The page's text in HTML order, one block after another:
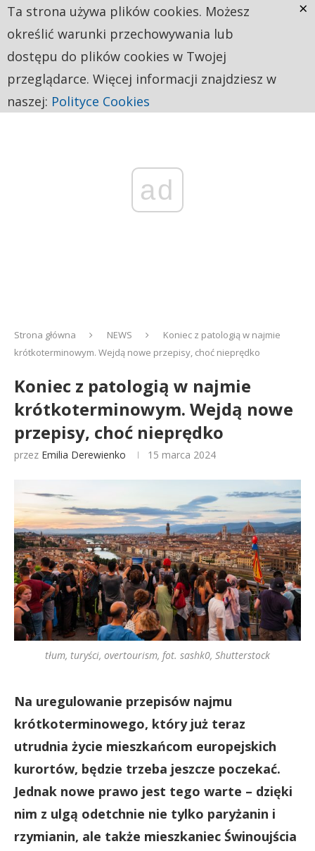
ad
Strona główna NEWS
Koniec z patologią w najmie
krótkoterminowym. Wejdą nowe przepisy, choć nieprędko
Koniec z patologią w najmie
krótkoterminowym. Wejdą nowe
przepisy, choć nieprędko
przez Emilia Derewienko 15 marca 2024
tłum, turyści, overtourism, fot. sashk0, Shutterstock
Na uregulowanie przepisów najmu
krótkoterminowego, który już teraz
utrudnia życie mieszkańcom europejskich
kurortów, będzie trzeba jeszcze poczekać.
Jednak nowe prawo jest tego warte – dzięki
nim z ulgą odetchnie nie tylko paryżanin i
rzymianin, ale także mieszkaniec Świnoujścia
Ta strona używa plików cookies. Możesz
określić warunki przechowywania lub
dostępu do plików cookies w Twojej
przeglądarce. Więcej informacji znajdziesz w
naszej: Polityce Cookies
×